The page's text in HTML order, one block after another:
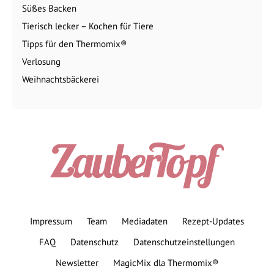
Süßes Backen
Tierisch lecker – Kochen für Tiere
Tipps für den Thermomix®
Verlosung
Weihnachtsbäckerei
Impressum Team Mediadaten
Rezept-Updates
FAQ
Datenschutz
Datenschutzeinstellungen
Newsletter
MagicMix dla Thermomix®